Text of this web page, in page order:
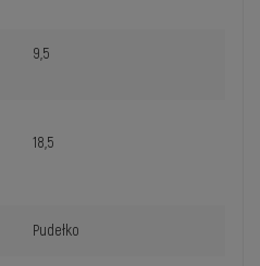
9,5
18,5
Pudełko